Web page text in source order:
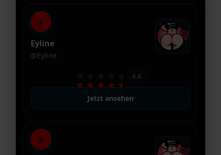
7
Eyline
@Eyline
★★★★★
4.6
Jetzt ansehen
8